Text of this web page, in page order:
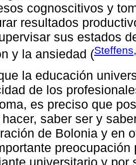
cognoscitivos y
resultados
sus estados
y la ansiedad (
la educación
de los
es preciso que
saber ser y
de Bolonia y en
universitario y por